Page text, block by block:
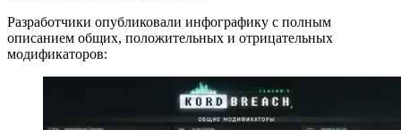
Разработчики опубликовали инфографику с полным
описанием общих, положительных и отрицательных
модификаторов: